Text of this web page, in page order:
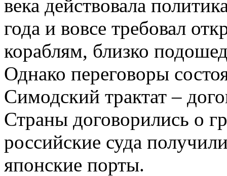
века действовала
года и вовсе требовал
кораблям, близко
Однако переговоры
Симодский трактат –
Страны договорились о
российские суда
японские порты.